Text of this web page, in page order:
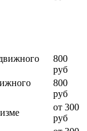
800
руб
800
руб
от 300
руб